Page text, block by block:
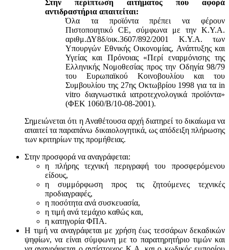
Στην περίπτωση αιτήματος που αφορά
αντιδραστήρια απαιτείται:
Όλα τα προϊόντα πρέπει να φέρουν
Πιστοποιητικό CE, σύμφωνα με την Κ.Υ.Α.
αριθμ.ΔΥ8δ/οικ.3607/892/2001 Κ.Υ.Α. των
Υπουργών Εθνικής Οικονομίας, Ανάπτυξης και
Υγείας και Πρόνοιας «Περί εναρμόνισης της
Ελληνικής Νομοθεσίας προς την Οδηγία 98/79
του Ευρωπαϊκού Κοινοβουλίου και του
Συμβουλίου της 27ης Οκτωβρίου 1998 για τα in
vitro διαγνωστικά ιατροτεχνολογικά προϊόντα»
(ΦΕΚ 1060/Β/10-08-2001).
Σημειώνεται ότι η Αναθέτουσα αρχή διατηρεί το δικαίωμα να
απαιτεί τα παραπάνω δικαιολογητικά, ως απόδειξη πλήρωσης
των κριτηρίων της προμήθειας.
Στην προσφορά να αναγράφεται:
η πλήρης τεχνική περιγραφή του προσφερόμενου
είδους,
η συμμόρφωση προς τις ζητούμενες τεχνικές
προδιαγραφές,
η ποσότητα ανά συσκευασία,
η τιμή ανά τεμάχιο καθώς και,
η κατηγορία ΦΠΑ.
Η τιμή να αναγράφεται με χρήση έως τεσσάρων δεκαδικών
ψηφίων, να είναι σύμφωνη με το παρατηρητήριο τιμών και